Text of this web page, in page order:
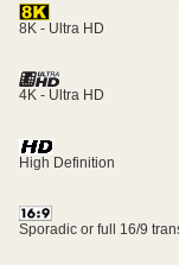
8K - Ultra HD
4K - Ultra HD
High Definition
Sporadic or full 16/9